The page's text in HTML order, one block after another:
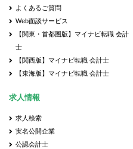
よくあるご質問
Web面談サービス
【関東・首都圏版】マイナビ転職 会計
士
【関西版】マイナビ転職 会計士
【東海版】マイナビ転職 会計士
求人情報
求人検索
実名公開企業
公認会計士